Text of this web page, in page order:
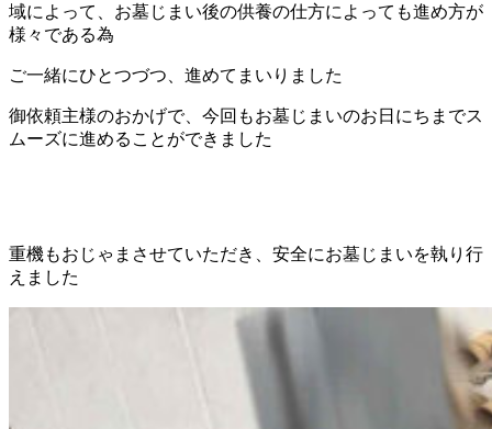
域によって、お墓じまい後の供養の仕方によっても進め方が
様々である為
ご一緒にひとつづつ、進めてまいりました
御依頼主様のおかげで、今回もお墓じまいのお日にちまでス
ムーズに進めることができました
重機もおじゃまさせていただき、安全にお墓じまいを執り行
えました